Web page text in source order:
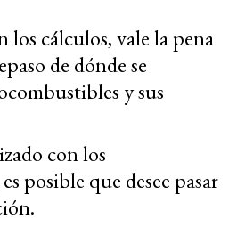
los cálculos, vale la pena
de dónde se
y sus
con los
posible que desee pasar